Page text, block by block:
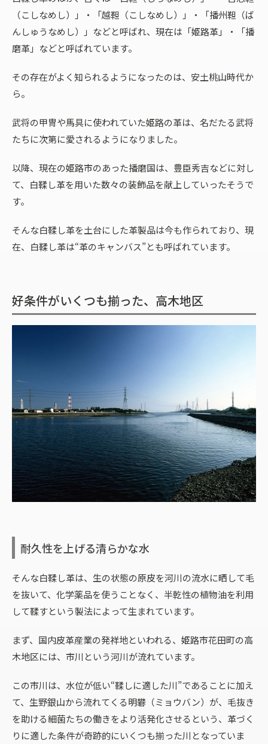
（こしなめし）」・「越靼（こしなめし）」・「播州靼（ば
んしゅうなめし）」などと呼ばれ、現在は「姫路革」・「播
磨革」などと呼ばれています。
その存在がよく知られるようになったのは、安土桃山時代か
ら。
武将の甲冑や馬具に使われていた姫路の革は、名だたる武将
たちに次第に愛されるようになりました。
以降、現在の姫路市のあった播磨国は、豊臣秀吉などに対し
て、白鞣し革を用いた数々の装飾品を献上していったそうで
す。
そんな白鞣し革を土台にした革製品は今も作られており、現
在、白鞣し革は“革のキャンバス”とも呼ばれています。
好条件がいくつも揃った、高木地区
耐久性を上げる清らかな水
そんな白鞣し革は、生の状態の原皮を河川の流水に晒して毛
を抜いて、化学薬品を使うことなく、半乾性の植物油を利用
して鞣すという製法によって生まれています。
まず、国内皮革産業の発祥地といわれる、姫路市花田町の高
木地区には、市川という河川が流れています。
この市川は、水位が低い“鞣しに適した川”であることに加え
て、生野銀山から流れてくる明礬（ミョウバン）が、毛抜き
を助ける細菌たちの働きをより活発化させるという、革づく
りに適した条件が奇跡的にいくつも揃った川となっていま